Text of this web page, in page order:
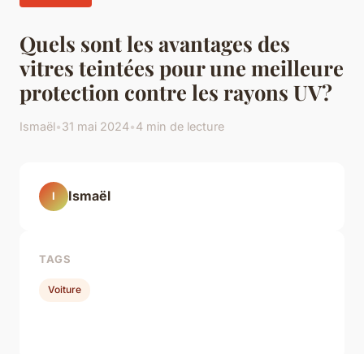
Quels sont les avantages des
vitres teintées pour une meilleure
protection contre les rayons UV?
Ismaël•31 mai 2024•4 min de lecture
I Ismaël
TAGS
Voiture